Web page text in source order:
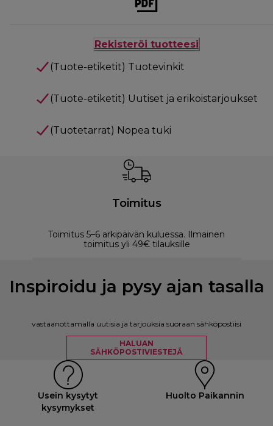
Rekisteröi tuotteesi
(Tuote-etiketit) Tuotevinkit
(Tuote-etiketit) Uutiset ja erikoistarjoukset
(Tuotetarrat) Nopea tuki
Toimitus
Toimitus 5–6 arkipäivän kuluessa. Ilmainen
toimitus yli 49€ tilauksille
Inspiroidu ja pysy ajan tasalla
vastaanottamalla uutisia ja tarjouksia suoraan sähköpostiisi
HALUAN
SÄHKÖPOSTIVIESTEJÄ
Usein kysytyt
kysymykset
Huolto Paikannin